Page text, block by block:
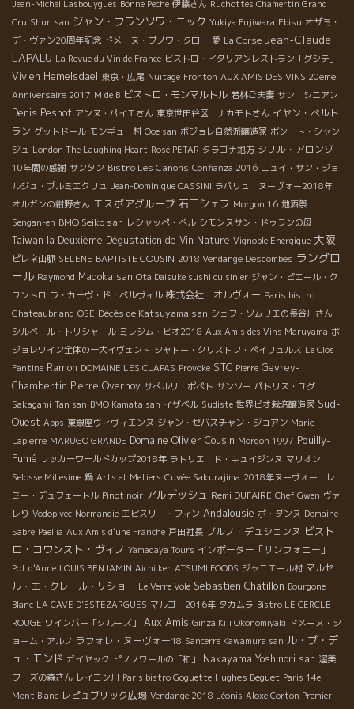
Jean-Michel Lasbouygues Bonne Peche 伊藤さん Ruchottes Chamertin Grand
Cru Shun san ジャン・フランソワ・ニック Yukiya Fujiwara Ebisu オザミ・
デ・ヴァン20周年記念 ドメーヌ・ブノワ・クロー 愛 La Corse Jean-Claude
LAPALU La Revue du Vin de France ビストロ・イタリアンレストラン「グシテ」
Vivien Hemelsdael 東京・広尾 Nuitage Fronton AUX AMIS DES VINS 20eme
Anniversaire 2017 M de B ビストロ・モンマルトル 若林ご夫妻 サン・シニアン
Denis Pesnot アンヌ・パイエさん 東京世田谷区・ナカモトさん イヤン・ベルト
ラン グットドール モンギュー村 Ooe san ボジョレ自然派醸造家 ポン・ト・シャン
ジュ London The Laughing Heart Rosé PETAR タラゴナ地方 シリル・アロンゾ
10年間の感謝 サンタン Bistro Les Canons Confianza 2016 ニュイ・サン・ジョ
ルジュ・プルミエクリュ Jean-Dominique CASSINI ラパリュ・ヌーヴォー2018年
オルガンの紺野さん エスポアグループ 石田シェフ Morgon 16 地酒祭
Sengan-en BMO Seiko san レシャッペ・ベル シモンヌサン・ドゥランの母
Taiwan la Deuxième Dégustation de Vin Nature Vignoble Energique 大阪
ピレネ山脈 SELENE BAPTISTE COUSIN 2018 Vendange Descombes ラングロ
ール Raymond Madoka san Ota Daisuke sushi cuisinier ジャン・ピエール・ク
ワントロ ラ・カーヴ・ド・ベルヴィル 株式会社 オルヴォー Paris bistro
Chateaubriand OSE Décès de Katsuyama san シェフ・ソムリエの長谷川さん
シルベール・トリシャール ミレジム・ビオ2018 Aux Amis des Vins Maruyama ボ
ジョレワイン全体の一大イヴェント シャトー・クリストフ・ペイリュルス Le Clos
Fantine Ramon DOMAINE LES CLAPAS Provoke STC Pierre Gevrey-
Chambertin Pierre Overnoy サぺルリ・ポぺト サンソー パトリス・ユグ
Sakagami Tan san BMO Kamata san イザベル Sudiste 世界ビオ栽培醸造家 Sud-
Ouest Apps 東銀座ヴィヴィエンヌ ジャン・セバスチャン・ジョアン Marie
Lapierre MARUGO GRANDE Domaine Olivier Cousin Morgon 1997 Pouilly-
Fumé サッカーワールドカップ2018年 ラトリエ・ド・キュイジンヌ マリオン
Selosse Millesime 鍋 Arts et Metiers Cuvée Sakurajima 2018年ヌーヴォー・レ
ミー・デュフェートル Pinot noir アルデッシュ Remi DUFAIRE Chef Gwen ヴァ
レり Vodopivec Normandie エピスリー・フィン Andalousie ポ・ダンヌ Domaine
Sabre Paellia Aux Amis d’une Franche 戸田社長 ブルノ・デュシェンヌ ビスト
ロ・コワンスト・ヴィノ Yamadaya Tours インポーター「サンフォニー」
Pot d'Anne LOUIS BENJAMIN Aichi ken ATSUMI FOODS ジャニエール村 マルセ
ル・エ・クレール・リショー Le Verre Vole Sebastien Chatillon Bourgone
Blanc LA CAVE D’ESTEZARGUES マルゴー2016年 タカムラ Bistro LE CERCLE
ROUGE ワインバー「クルーズ」 Aux Amis Ginza Kiji Okonomiyaki ドメーヌ・シ
ョーム・アルノ ラフォレ・ヌーヴォー18 Sancerre Kawamura san ル・ブ・デ
ュ・モンド ガイヤック ピノノワールの「和」 Nakayama Yoshinori san 渥美
フーズの森さん レイヨン川 Paris bistro Goguette Hughes Beguet Paris 14e
Mont Blanc レピュブリック広場 Vendange 2018 Léonis Aloxe Corton Premier